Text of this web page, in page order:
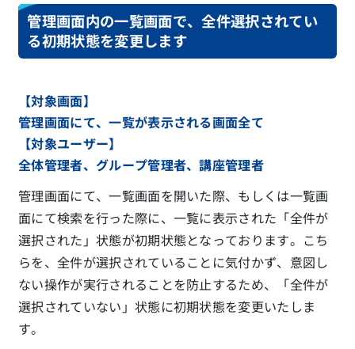
管理画面内の一覧画面で、全件選択されてい
る初期状態を変更します
【対象画面】
管理画面にて、一覧が表示される画面全て
【対象ユーザー】
全体管理者、グループ管理者、講座管理者
管理画面にて、一覧画面を開いた際、もしくは一覧画
面にて検索を行った際に、一覧に表示された「全件が
選択された」状態が初期状態となっております。こち
らを、全件が選択されていることに気付かず、意図し
ない操作が実行されることを防止するため、「全件が
選択されていない」状態に初期状態を変更いたしま
す。